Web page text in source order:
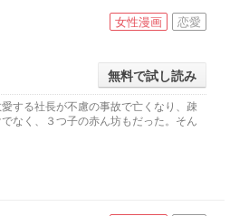
女性漫画 恋愛
無料で試し読み
する社長が不慮の事故で亡くなり、疎
なく、３つ子の赤ん坊もだった。そん